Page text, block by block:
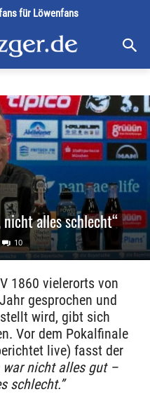
für Löwenfans
alles schlecht“
10
1860 vielerorts von
gesprochen und
wird, gibt sich
Vor dem Pokalfinale
live) fasst der
war nicht alles gut –
schlecht.”